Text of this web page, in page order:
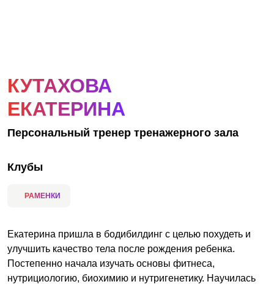
КУТАХОВА
ЕКАТЕРИНА
Персональный тренер тренажерного зала
Клубы
РАМЕНКИ
Екатерина пришла в бодибилдинг с целью похудеть и
улучшить качество тела после рождения ребенка.
Постепенно начала изучать основы фитнеса,
нутрициологию, биохимию и нутригенетику. Научилась